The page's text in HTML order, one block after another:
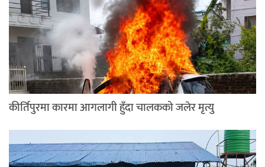
कीर्तिपुरमा कारमा आगलागी हुँदा चालकको जलेर मृत्यु